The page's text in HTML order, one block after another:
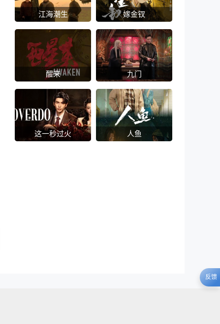
江海潮生 嫁金钗
醒来 九门
这一秒过火 人鱼
反馈